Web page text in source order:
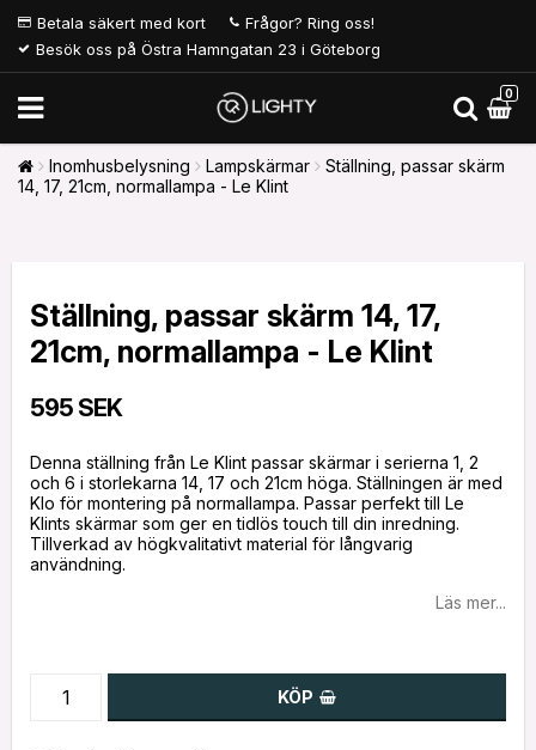
Betala säkert med kort
Frågor? Ring oss!
Besök oss på Östra Hamngatan 23 i Göteborg
0
Inomhusbelysning Lampskärmar
Ställning, passar skärm
14, 17, 21cm, normallampa - Le Klint
Ställning, passar skärm 14, 17,
21cm, normallampa - Le Klint
595 SEK
Denna ställning från Le Klint passar skärmar i serierna 1, 2
och 6 i storlekarna 14, 17 och 21cm höga. Ställningen är med
Klo för montering på normallampa. Passar perfekt till Le
Klints skärmar som ger en tidlös touch till din inredning.
Tillverkad av högkvalitativt material för långvarig
användning.
Läs mer...
KÖP